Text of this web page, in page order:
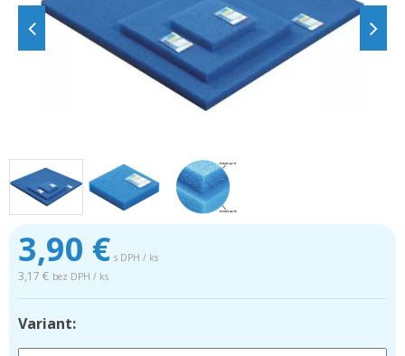
3,90 € s DPH / ks
3,17 € bez DPH / ks
Variant: